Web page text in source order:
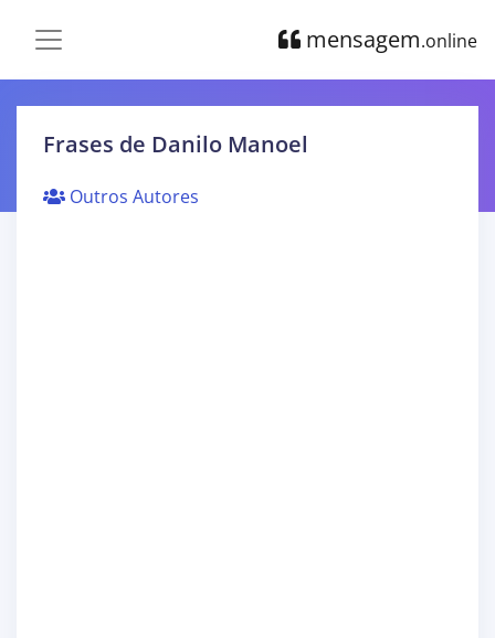
mensagem.online
Frases de Danilo Manoel
Outros Autores